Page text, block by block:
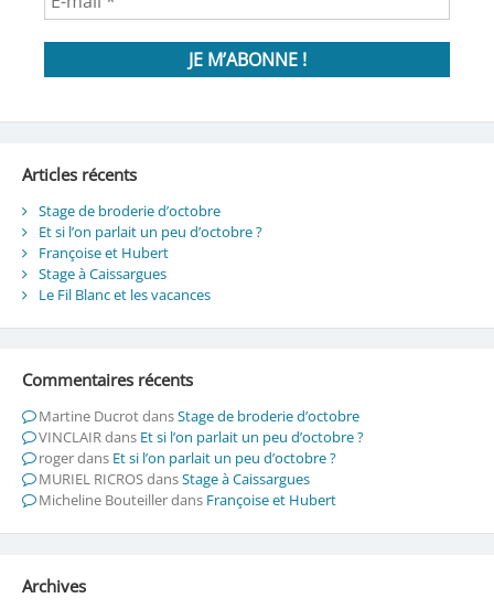
Articles récents
Stage de broderie d’octobre
Et si l’on parlait un peu d’octobre ?
Françoise et Hubert
Stage à Caissargues
Le Fil Blanc et les vacances
Commentaires récents
Martine DucrotdansStage de broderie d’octobre
VINCLAIRdans Et si l’on parlait un peu d’octobre ?
rogerdans Et si l’on parlait un peu d’octobre ?
MURIEL RICROSdansStage à Caissargues
Micheline Bouteillerdans Françoise et Hubert
Archives